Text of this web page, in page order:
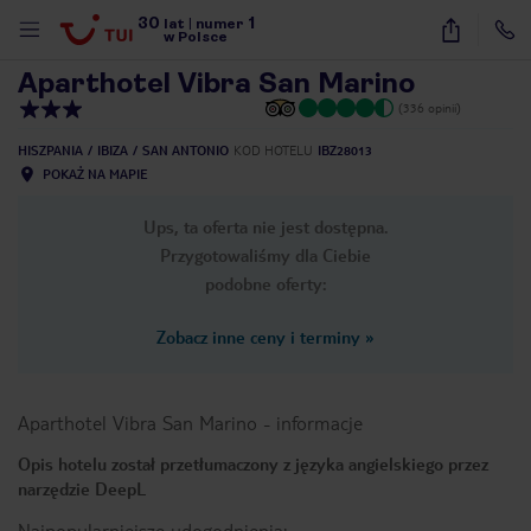
30 lat numer 1
w Polsce
8
Aparthotel Vibra San Marino
(336 opinii)
HISZPANIA IBIZA SAN ANTONIO KOD HOTELU IBZ28013
POKAŻ NA MAPIE
Ups, ta oferta nie jest dostępna.
Przygotowaliśmy dla Ciebie
podobne oferty:
Zobacz inne ceny i terminy »
Aparthotel Vibra San Marino - informacje
Opis hotelu został przetłumaczony z języka angielskiego przez
narzędzie DeepL